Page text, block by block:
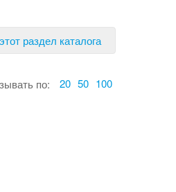
раздел каталога
по: 20 50 100